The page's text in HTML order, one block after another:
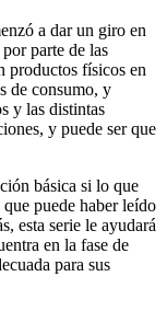
a dar un giro en
parte de las
productos físicos en
de consumo, y
y las distintas
y puede ser que
básica si lo que
que puede haber leído
esta serie le ayudará
en la fase de
para sus